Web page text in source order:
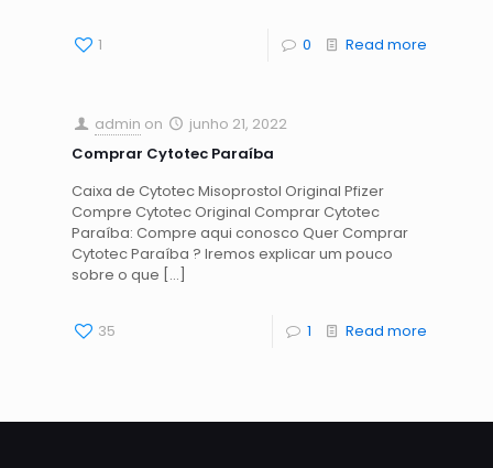
1 0 Read more
admin on
junho 21, 2022
Comprar Cytotec Paraíba
Caixa de Cytotec Misoprostol Original Pfizer
Compre Cytotec Original Comprar Cytotec
Paraíba: Compre aqui conosco Quer Comprar
Cytotec Paraíba ? Iremos explicar um pouco
sobre o que […]
35 1 Read more